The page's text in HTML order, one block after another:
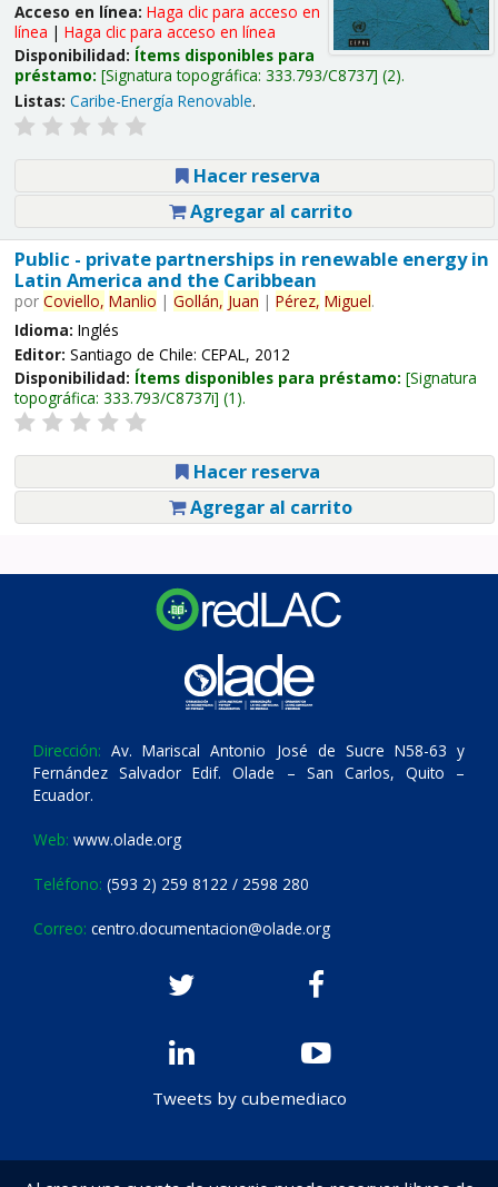
Acceso en línea: Haga clic para acceso en
línea | Haga clic para acceso en línea
Disponibilidad: Ítems disponibles para
préstamo: Signatura topográfica: 333.793/C8737 (2).
Listas: Caribe-Energía Renovable.
Hacer reserva
Agregar al carrito
Public - private partnerships in renewable energy in
Latin America and the Caribbean
por Coviello, Manlio | Gollán, Juan | Pérez, Miguel.
Idioma: Inglés
Editor: Santiago de Chile: CEPAL, 2012
Disponibilidad: Ítems disponibles para préstamo: Signatura
topográfica: 333.793/C8737i (1).
Hacer reserva
Agregar al carrito
Dirección: Av. Mariscal Antonio José de Sucre N58-63 y
Fernández Salvador Edif. Olade – San Carlos, Quito –
Ecuador.
Web: www.olade.org
Teléfono: (593 2) 259 8122 / 2598 280
Correo: centro.documentacion@olade.org
Tweets by cubemediaco